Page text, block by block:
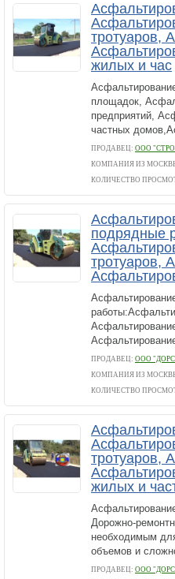
тротуаров,
жилых и час
площадок,
предприятий,
частных
ПРОДАВЕЦ: ООО
КОМПАНИЯ ИЗ
КОЛИЧЕСТВО
подрядные
тротуаров,
ПРОДАВЕЦ: ООО
КОМПАНИЯ ИЗ
КОЛИЧЕСТВО
тротуаров,
жилых и
Дорожно-
необходимым
объемов и
ПРОДАВЕЦ: ООО